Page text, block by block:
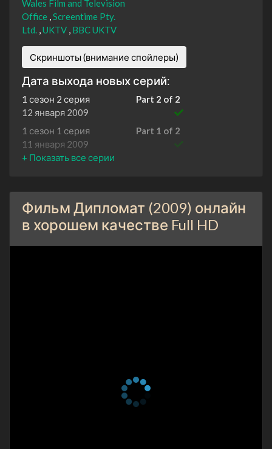
Wales Film and Television
Office Screentime Pty.
Ltd. UKTV BBC UKTV
Скриншоты (внимание спойлеры)
Дата выхода новых серий:
1 сезон 2 серия
Part 2 of 2
12 января 2009
1 сезон 1 серия
Part 1 of 2
11 января 2009
Фильм Дипломат (2009) онлайн
в хорошем качестве Full HD